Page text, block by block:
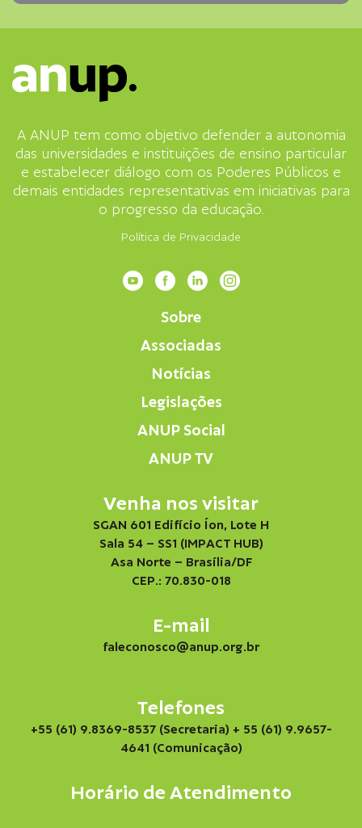
A ANUP tem como objetivo defender a autonomia
das universidades e instituições de ensino particular
e estabelecer diálogo com os Poderes Públicos e
demais entidades representativas em iniciativas para
o progresso da educação.
Política de Privacidade
Sobre
Associadas
Notícias
Legislações
ANUP Social
ANUP TV
Venha nos visitar
SGAN 601 Edifício Íon, Lote H
Sala 54 – SS1 (IMPACT HUB)
Asa Norte – Brasília/DF
CEP.: 70.830-018
E-mail
faleconosco@anup.org.br
Telefones
+55 (61) 9.8369-8537 (Secretaria) + 55 (61) 9.9657-
4641 (Comunicação)
Horário de Atendimento